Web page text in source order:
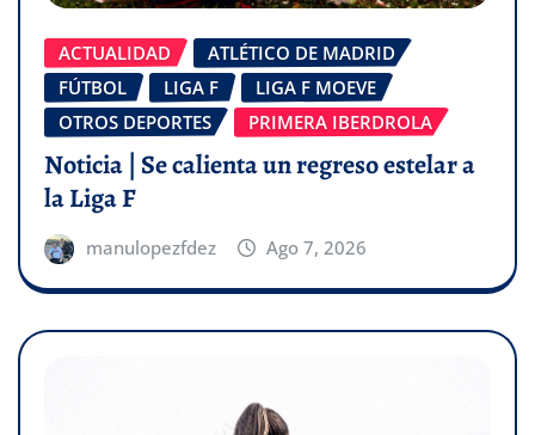
ACTUALIDAD
ATLÉTICO DE MADRID
FÚTBOL
LIGA F
LIGA F MOEVE
OTROS DEPORTES
PRIMERA IBERDROLA
Noticia | Se calienta un regreso estelar a
la Liga F
manulopezfdez Ago 7, 2026